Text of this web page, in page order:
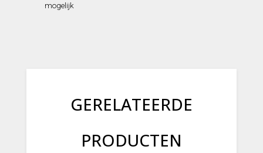
mogelijk
GERELATEERDE
PRODUCTEN